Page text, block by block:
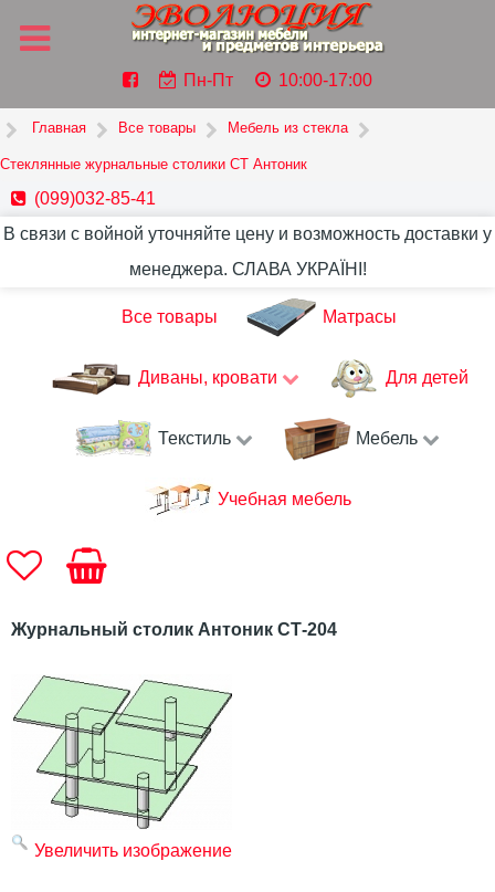
Пн-Пт 10:00-17:00
Главная Все товары Мебель из стекла
Стеклянные журнальные столики СТ Антоник
(099)032-85-41
В связи с войной уточняйте цену и возможность доставки у
менеджера. СЛАВА УКРАЇНІ!
Все товары Матрасы
Диваны, кровати Для детей
Текстиль Мебель
Учебная мебель
Журнальный столик Антоник СТ-204
Увеличить изображение